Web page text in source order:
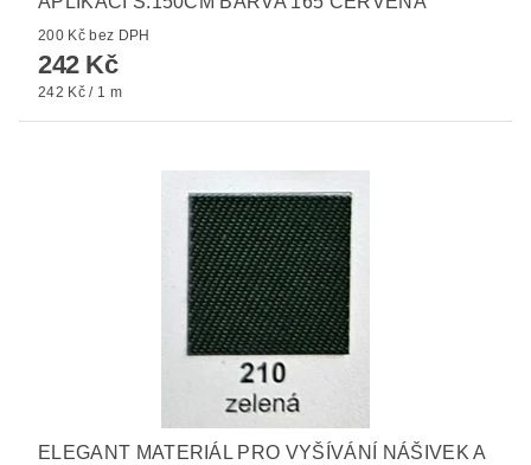
200 Kč bez DPH
242 Kč
242 Kč / 1 m
ELEGANT MATERIÁL PRO VYŠÍVÁNÍ NÁŠIVEK A